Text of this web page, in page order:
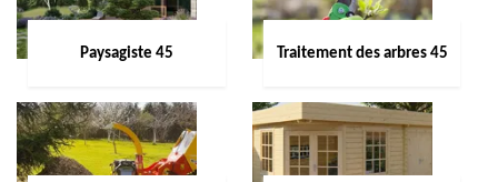
Paysagiste 45 Traitement des arbres 45